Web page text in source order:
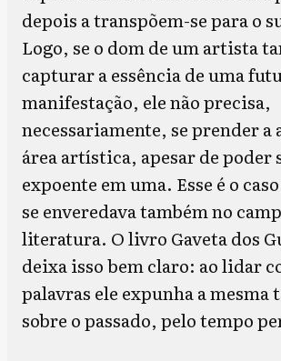
depois a transpõem-se para o
Logo, se o dom de um artista
capturar a essência de uma
manifestação, ele não precisa,
necessariamente, se prender a
área artística, apesar de poder
expoente em uma. Esse é o
se enveredava também no
literatura. O livro Gaveta dos
deixa isso bem claro: ao lidar
palavras ele expunha a mesma
sobre o passado, pelo tempo